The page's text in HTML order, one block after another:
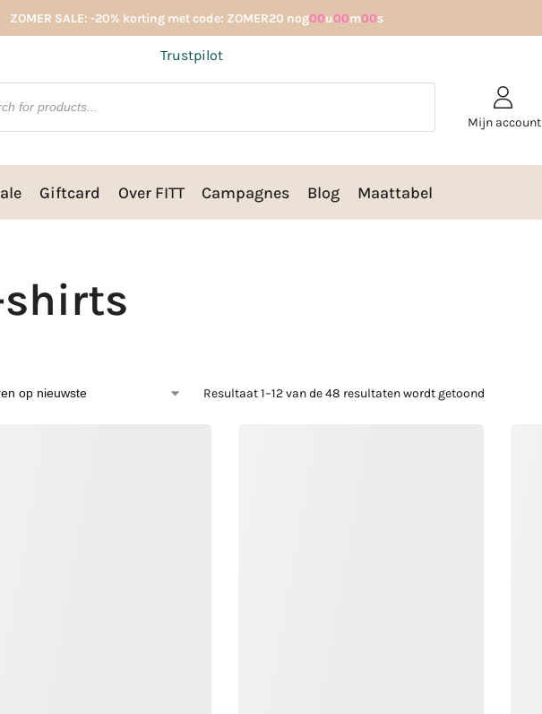
ZOMER SALE: -20% korting met code: ZOMER20 nog00u00m00s
Trustpilot
Mijn account
Giftcard Over FITT Campagnes Blog Maattabel
shirts
Resultaat 1–12 van de 48 resultaten wordt getoond